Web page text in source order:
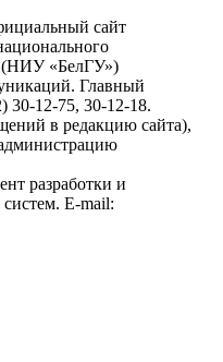
сайт
(НИУ «БелГУ»)
Главный
30-12-75, 30-12-18.
в редакцию сайта),
разработки и
E-mail: